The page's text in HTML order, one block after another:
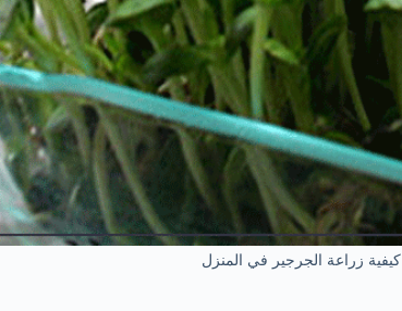
كيفية زراعة الجرجير في المنزل